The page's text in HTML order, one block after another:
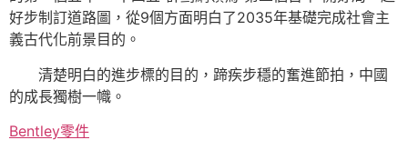
好步制訂道路圖，從9個方面明白了2035年基礎完成社會主
義古代化前景目的。
清楚明白的進步標的目的，蹄疾步穩的奮進節拍，中國
的成長獨樹一幟。
Bentley零件